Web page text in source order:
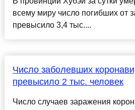
всему миру число погибших от
превысило 3,4 тыс....
Число заболевших
превысило 2 тыс. человек
Число случаев заражения